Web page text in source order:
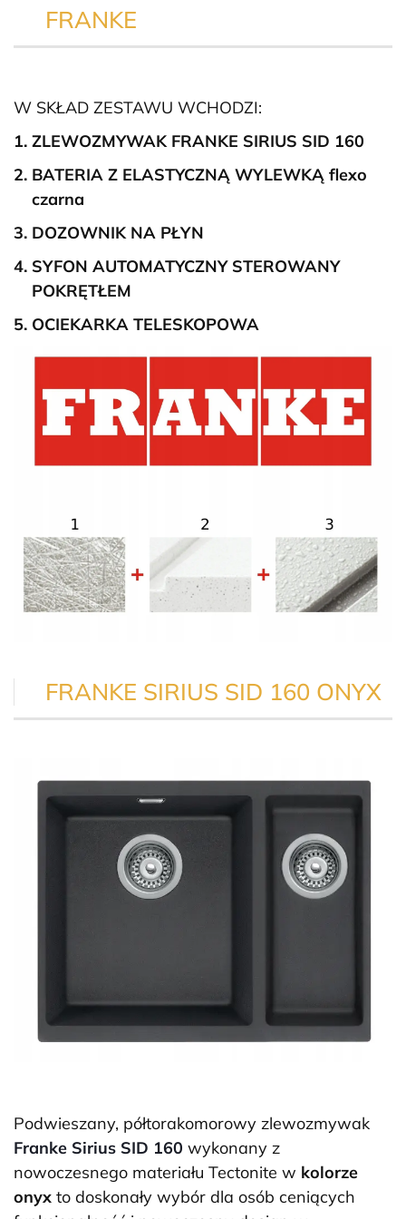
FRANKE
W SKŁAD ZESTAWU WCHODZI:
ZLEWOZMYWAK FRANKE SIRIUS SID 160
BATERIA Z ELASTYCZNĄ WYLEWKĄ flexo
czarna
DOZOWNIK NA PŁYN
SYFON AUTOMATYCZNYSTEROWANY
POKRĘTŁEM
OCIEKARKA TELESKOPOWA
FRANKE SIRIUS SID 160 ONYX
Podwieszany, półtorakomorowy zlewozmywak
Franke Sirius SID 160 wykonany z
nowoczesnego materiału Tectonite w kolorze
onyx to doskonały wybór dla osób ceniących